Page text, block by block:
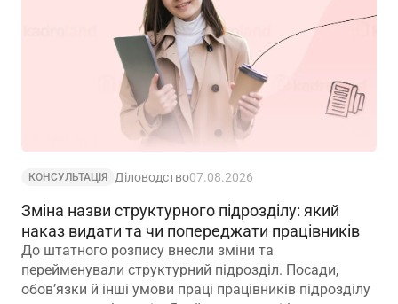
КОНСУЛЬТАЦІЯ Діловодство07.08.2026
Зміна назви структурного підрозділу: який
наказ видати та чи попереджати працівників
До штатного розпису внесли зміни та
перейменували структурний підрозділ. Посади,
обов’язки й інші умови праці працівників підрозділу